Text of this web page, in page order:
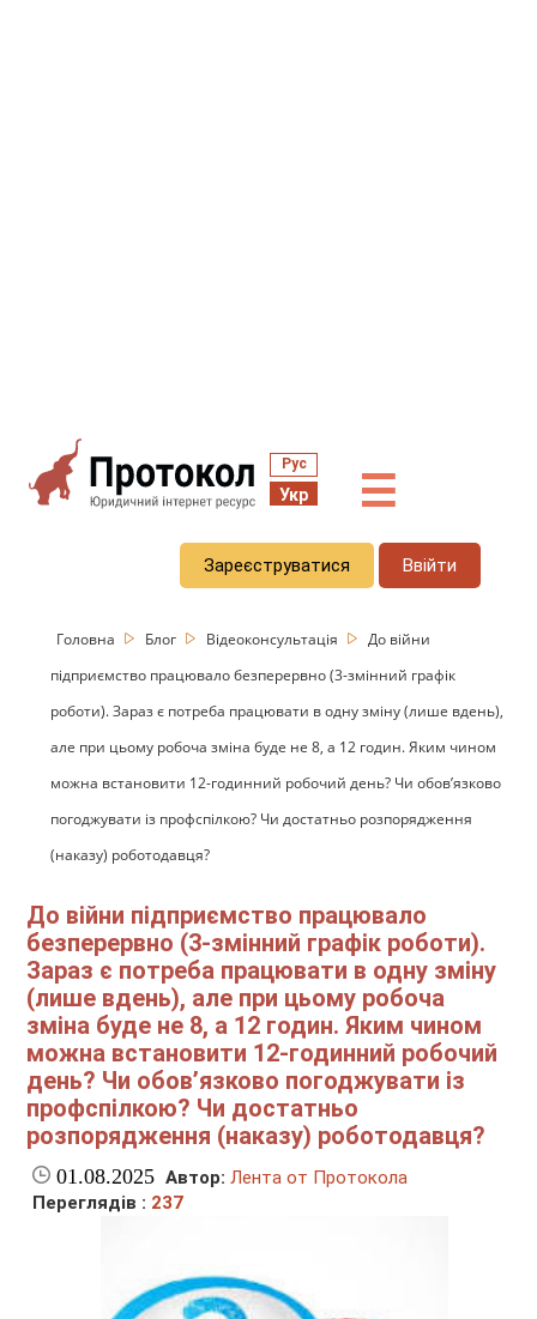
Рус
Укр ☰
Зареєструватися Ввійти
Головна Блог Відеоконсультація
До війни
підприємство працювало безперервно (3-змінний графік
роботи). Зараз є потреба працювати в одну зміну (лише вдень),
але при цьому робоча зміна буде не 8, а 12 годин. Яким чином
можна встановити 12-годинний робочий день? Чи обов’язково
погоджувати із профспілкою? Чи достатньо розпорядження
(наказу) роботодавця?
До війни підприємство працювало
безперервно (3-змінний графік роботи).
Зараз є потреба працювати в одну зміну
(лише вдень), але при цьому робоча
зміна буде не 8, а 12 годин. Яким чином
можна встановити 12-годинний робочий
день? Чи обов’язково погоджувати із
профспілкою? Чи достатньо
розпорядження (наказу) роботодавця?
01.08.2025 Автор: Лента от Протокола
Переглядів : 237